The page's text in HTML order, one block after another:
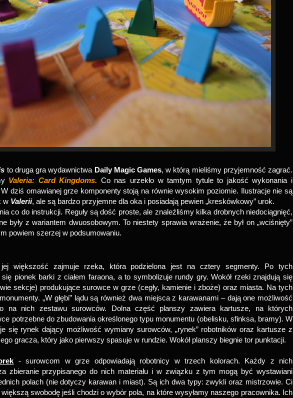
to druga gra wydawnictwa Daily Magic Games, w którą mieliśmy przyjemność zagrać.
Valeria: Card Kingdoms. Co nas urzekło w tamtym tytule to jakość wykonania i
dziś omawianej grze komponenty stoją na równie wysokim poziomie. Ilustracje nie są
w Valerii, ale są bardzo przyjemne dla oka i posiadają pewien „kreskówkowy” urok.
co do instrukcji. Reguły są dość proste, ale znaleźliśmy kilka drobnych niedociągnięć,
były z wariantem dwuosobowym. To niestety sprawia wrażenie, że był on „wciśnięty”
powiem szerzej w podsumowaniu.
większość zajmuje rzeka, która podzielona jest na cztery segmenty. Po tych
pionek barki z ciałem faraona, a to symbolizuje rundy gry. Wokół rzeki znajdują się
sekcje) produkujące surowce w grze (cegły, kamienie i zboże) oraz miasta. Na tych
„W głębi” lądu są również dwa miejsca z karawanami – dają one możliwość
na nich zestawu surowców. Dolna część planszy zawiera kartusze, na których
potrzebne do zbudowania określonego typu monumentu (obelisku, sfinksa, bramy). W
się rynek dający możliwość wymiany surowców, „rynek” robotników oraz kartusze z
gracza, który jako pierwszy spasuje w rundzie. Wokół planszy biegnie tor punktacji.
- surowcom w grze odpowiadają robotnicy w trzech kolorach. Każdy z nich
zbieranie przypisanego do nich materiału i w związku z tym mogą być wystawiani
polach (nie dotyczy karawan i miast). Są ich dwa typy: zwykli oraz mistrzowie. Ci
swobodę jeśli chodzi o wybór pola, na które wysyłamy naszego pracownika. Ich